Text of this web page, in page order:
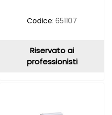
Codice: 651107
Riservato ai
professionisti